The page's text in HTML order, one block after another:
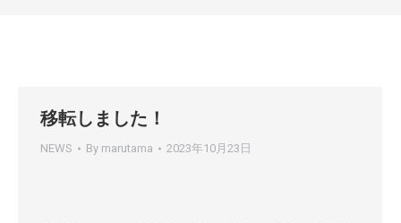
移転しました！
NEWS By marutama 2023年10月23日